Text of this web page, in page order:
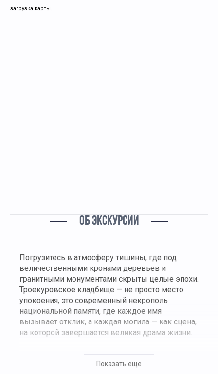
загрузка карты...
ОБ ЭКСКУРСИИ
Погрузитесь в атмосферу тишины, где под
величественными кронами деревьев и
гранитными монументами скрыты целые эпохи.
Троекуровское кладбище — не просто место
упокоения, это современный некрополь
национальной памяти, где каждое имя
вызывает отклик, а каждая могила — как сцена,
на которой завершается великая драма жизни.
знали, любили, с которыми росли, жили и
Показать еще